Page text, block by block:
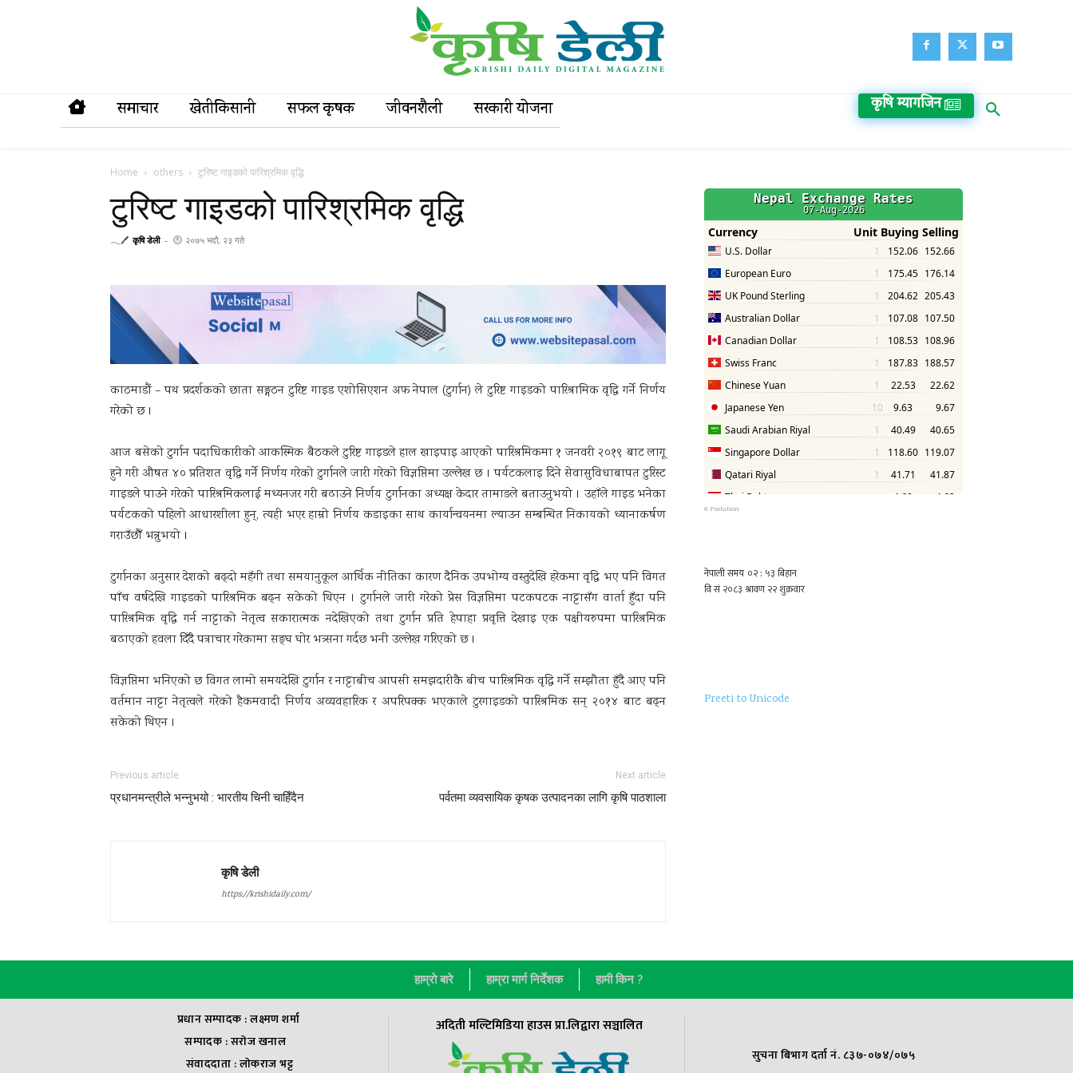
समाचार खेतीकिसानी सफल कृषक जीवनशैली सरकारी याेजना कृषि म्यागजिन
Home others टुरिष्ट गाइडको पारिश्रमिक वृद्धि
टुरिष्ट गाइडको पारिश्रमिक वृद्धि
𓂃🖊 कृषि डेली - २०७५ भदौ, २३ गते
काठमाडौं – पथ प्रदर्शकको छाता सङ्गठन टुरिष्ट गाइड एशोसिएशन अफ नेपाल (टुर्गान) ले टुरिष्ट गाइडको पारिश्रामिक वृद्धि गर्ने निर्णय
गरेको छ ।
आज बसेको टुर्गान पदाधिकारीको आकस्मिक बैठकले टुरिष्ट गाइडले हाल खाइपाइ आएको पारिश्रमिकमा १ जनवरी २०१९ बाट लागू
हुने गरी औषत ४० प्रतिशत वृद्धि गर्ने निर्णय गरेको टुर्गानले जारी गरेको विज्ञप्तिमा उल्लेख छ । पर्यटकलाइ दिने सेवासुविधाबापत टुरिस्ट
गाइडले पाउने गरेको पारिश्रमिकलाई मध्यनजर गरी बढाउने निर्णय टुर्गानका अध्यक्ष केदार तामाङले बताउनुभयो । उहाँले गाइड भनेका
पर्यटकको पहिलो आधारशीला हुन्, त्यही भएर हाम्रो निर्णय कडाइका साथ कार्यान्वयनमा ल्याउन सम्बन्धित निकायको ध्यानाकर्षण
गराउँछौँ भन्नुभयो ।
टुर्गानका अनुसार देशको बढ्दो महँगी तथा समयानुकूल आर्थिक नीतिका कारण दैनिक उपभोग्य वस्तुदेखि हरेकमा वृद्धि भए पनि विगत
पाँच वर्षदेखि गाइडको पारिश्रमिक बढ्न सकेको थिएन । टुर्गानले जारी गरेको प्रेस विज्ञप्तिमा पटकपटक नाट्टासँग वार्ता हुँदा पनि
पारिश्रमिक वृद्धि गर्न नाट्टाको नेतृत्व सकारात्मक नदेखिएको तथा टुर्गान प्रति हेपाहा प्रवृत्ति देखाइ एक पक्षीयरुपमा पारिश्रमिक
बढाएको हवला दिँदै पत्राचार गरेकामा सङ्घ घोर भत्र्सना गर्दछ भनी उल्लेख गरिएको छ ।
विज्ञप्तिमा भनिएको छ विगत लामो समयदेखि टुर्गान र नाट्टाबीच आपसी समझदारीकै बीच पारिश्रमिक वृद्धि गर्ने सम्झौता हुँदै आए पनि
वर्तमान नाट्टा नेतृत्वले गरेको हैकमवादी निर्णय अव्यवहारिक र अपरिपक्क भएकाले टुरगाइडको पारिश्रमिक सन् २०१४ बाट बढ्न
सकेको थिएन ।
Previous article
प्रधानमन्त्रीले भन्नुभयो : भारतीय चिनी चाहिँदैन
Next article
पर्वतमा व्यवसायिक कृषक उत्पादनका लागि कृषि पाठशाला
कृषि डेली
https://krishidaily.com/
© Psolution
Preeti to Unicode
हाम्राे बारे हाम्रा मार्ग निर्देशक हामी किन ?
प्रधान सम्पादक : लक्ष्मण शर्मा
सम्पादक : सराेज खनाल
संवाददाता : लाेकराज भट्ट
अदिती मल्टिमिडिया हाउस प्रा.लिद्वारा सञ्चालित
सुचना बिभाग दर्ता नं. ८३७-०७४/०७५